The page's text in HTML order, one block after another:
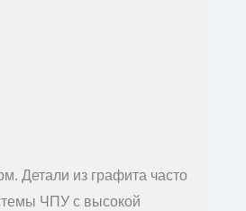
Детали из графита часто
ЧПУ с высокой